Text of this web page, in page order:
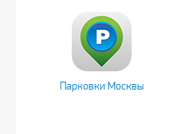
Парковки Москвы